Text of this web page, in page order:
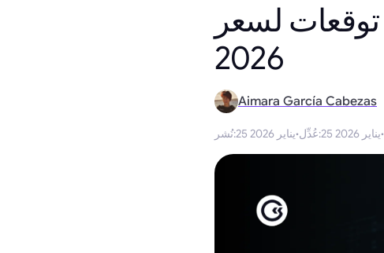
أفضل 5 توقعات وأسوأ 5 توقعات لسعر SUI لعام
2026
Aimara García Cabezas
نُشر: 25 يناير 2026·عُدِّل: 25 يناير 2026·